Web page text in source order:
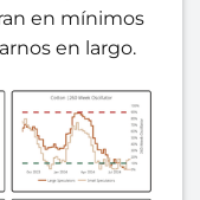
en mínimos
en largo.